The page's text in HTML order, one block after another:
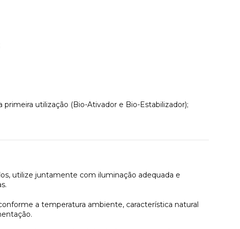
primeira utilização (Bio-Ativador e Bio-Estabilizador);
utilize juntamente com iluminação adequada e
a temperatura ambiente, característica natural